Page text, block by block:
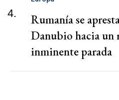
4.
Rumanía se
Danubio hacia un
inminente parada